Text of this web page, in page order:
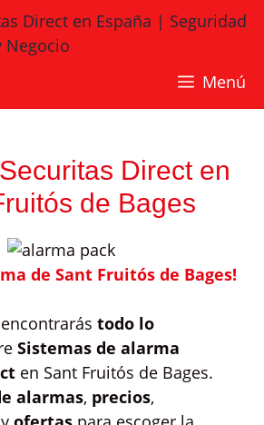
Menú
Direct en
de Bages
de Sant Fruitós de Bages!
todo lo
Sistemas de alarma
en Sant Fruitós de Bages.
alarmas, precios,